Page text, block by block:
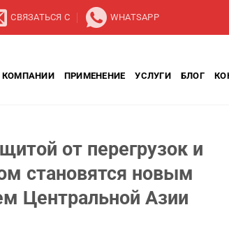
СВЯЗАТЬСЯ С WHATSAPP
КОМПАНИИ ПРИМЕНЕНИЕ УСЛУГИ БЛОГ
от перегрузок и
становятся новым
Центральной Азии